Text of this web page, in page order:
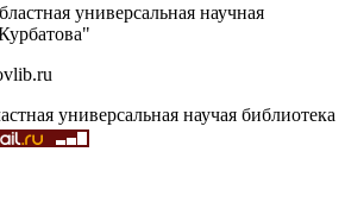
универсальная научная
универсальная научая библиотека